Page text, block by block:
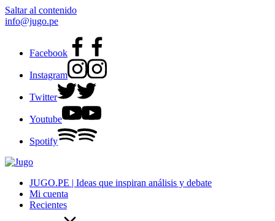
Saltar al contenido
info@jugo.pe
Facebook
Instagram
Twitter
Youtube
Spotify
JUGO.PE | Ideas que inspiran análisis y debate
Mi cuenta
Recientes